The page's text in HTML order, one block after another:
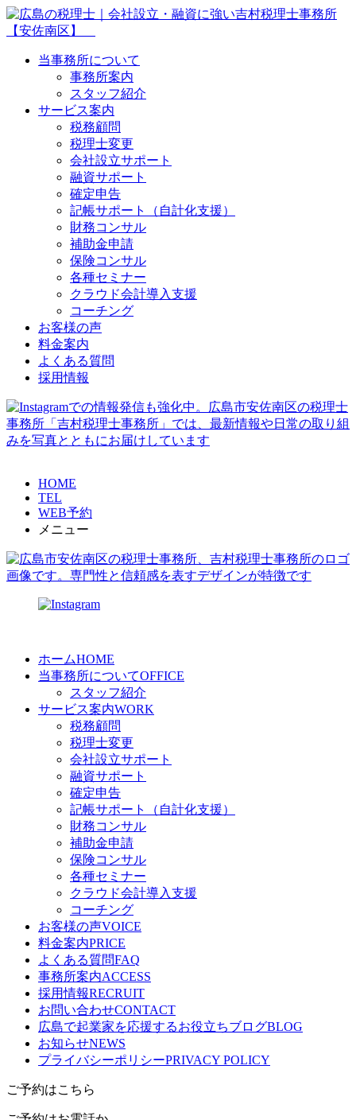
当事務所について
事務所案内
スタッフ紹介
サービス案内
税務顧問
税理士変更
会社設立サポート
融資サポート
確定申告
記帳サポート（自計化支援）
財務コンサル
補助金申請
保険コンサル
各種セミナー
クラウド会計導入支援
コーチング
お客様の声
料金案内
よくある質問
採用情報
HOME
TEL
WEB予約
メニュー
ホームHOME
当事務所についてOFFICE
スタッフ紹介
サービス案内WORK
税務顧問
税理士変更
会社設立サポート
融資サポート
確定申告
記帳サポート（自計化支援）
財務コンサル
補助金申請
保険コンサル
各種セミナー
クラウド会計導入支援
コーチング
お客様の声VOICE
料金案内PRICE
よくある質問FAQ
事務所案内ACCESS
採用情報RECRUIT
お問い合わせCONTACT
広島で起業家を応援するお役立ちブログBLOG
お知らせNEWS
プライバシーポリシーPRIVACY POLICY
ご予約はこちら